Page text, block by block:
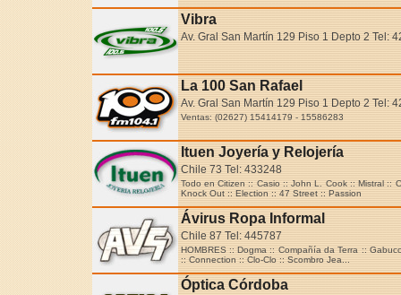
Vibra
Av. Gral San Martín 129 Piso 1 Depto 2 Tel:
La 100 San Rafael
Av. Gral San Martín 129 Piso 1 Depto 2 Tel:
Ventas: (02627) 15414179 - 15586283
Ituen Joyería y Relojería
Chile 73 Tel: 433248
Todo en Citizen :: Casio :: John L. Cook :: Mistral ::
Knock Out :: Election :: 47 Street :: Passion
Ávirus Ropa Informal
Chile 87 Tel: 445787
HOMBRES :: Dogma :: Compañía da Terra ::
:: Connection :: Clo-Clo :: Scombro Jea...
Óptica Córdoba